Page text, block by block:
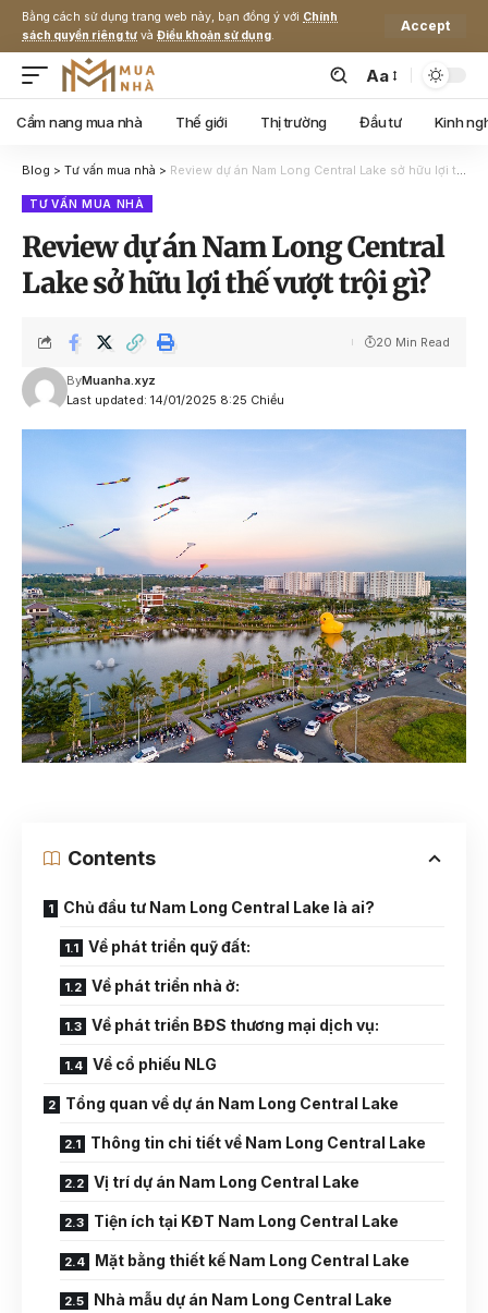
Bằng cách sử dụng trang web này, bạn đồng ý với Chính
sách quyền riêng tư và Điều khoản sử dụng.
Accept
Aa
Cẩm nang mua nhà Thế giới Thị trường Đầu tư Kinh
Blog > Tư vấn mua nhà > Review dự án Nam Long Central Lake sở hữu lợi thế vượt trội gì?
TƯ VẤN MUA NHÀ
Review dự án Nam Long Central
Lake sở hữu lợi thế vượt trội gì?
Last updated: 14/01/2025 8:25 Chiều
ByMuanha.xyz
20 Min Read
Contents
Chủ đầu tư Nam Long Central Lake là ai?
Về phát triển quỹ đất:
Về phát triển nhà ở:
Về phát triển BĐS thương mại dịch vụ:
Về cổ phiếu NLG
Tổng quan về dự án Nam Long Central Lake
Thông tin chi tiết về Nam Long Central Lake
Vị trí dự án Nam Long Central Lake
Tiện ích tại KĐT Nam Long Central Lake
Mặt bằng thiết kế Nam Long Central Lake
Nhà mẫu dự án Nam Long Central Lake